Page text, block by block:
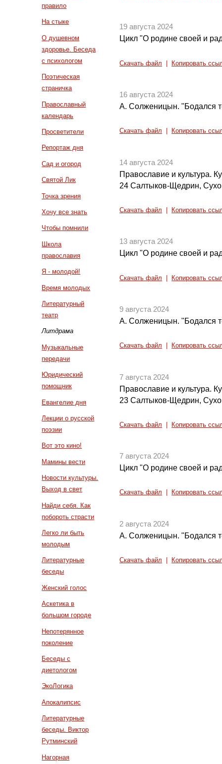
правило
На стыке
О душевном
здоровье. Беседа
с психологом
Поэтическая
страничка
Православный
календарь
Просветители
Репортаж дня
Сад и огород
Святой Лик
Точка зрения
Хочу все знать
Чтобы помнили
Школа
православия
Я - молодой!
Время молодых
Литературный
театр
Литдрама
Музыкальные
передачи
Юридический
помощник
Евангелие дня
Лекции о русской
поэзии
Вот это кино!
Мамины вести
Новости культуры.
Выход в свет
Найди себя. Как
побороть страсти
Легко ли быть
молодым
Литературные
беседы
Женский голос
Аскетика в
большом городе
Непотерянное
поколение
Беседы с
диетологом
ЭкоЛогика
Апокалипсис
Литературные
беседы. Виктор
Рутминский
Нагорная
19 августа 2024
Цикл "О родине своей и
Скачать файл Копировать
16 августа 2024
А. Солженицын. "Бодался
Скачать файл Копировать
14 августа 2024
Православие и культура.
24 Салтыков-Щедрин,
Скачать файл Копировать
13 августа 2024
Цикл "О родине своей и
Скачать файл Копировать
9 августа 2024
А. Солженицын. "Бодался
Скачать файл Копировать
7 августа 2024
Православие и культура.
23 Салтыков-Щедрин,
Скачать файл Копировать
7 августа 2024
Цикл "О родине своей и
Скачать файл Копировать
2 августа 2024
А. Солженицын. "Бодался
Скачать файл Копировать